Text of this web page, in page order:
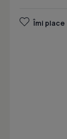
Îmi place